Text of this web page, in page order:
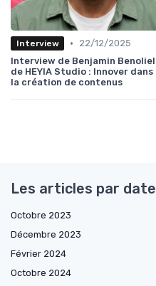
Interview •
22/12/2025
Interview de Benjamin Benoliel
de HEYIA Studio : Innover dans
la création de contenus
Les articles par date
Octobre 2023
Décembre 2023
Février 2024
Octobre 2024